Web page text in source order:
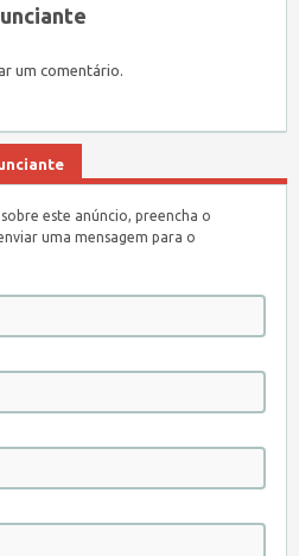
um comentário.
este anúncio, preencha o
uma mensagem para o